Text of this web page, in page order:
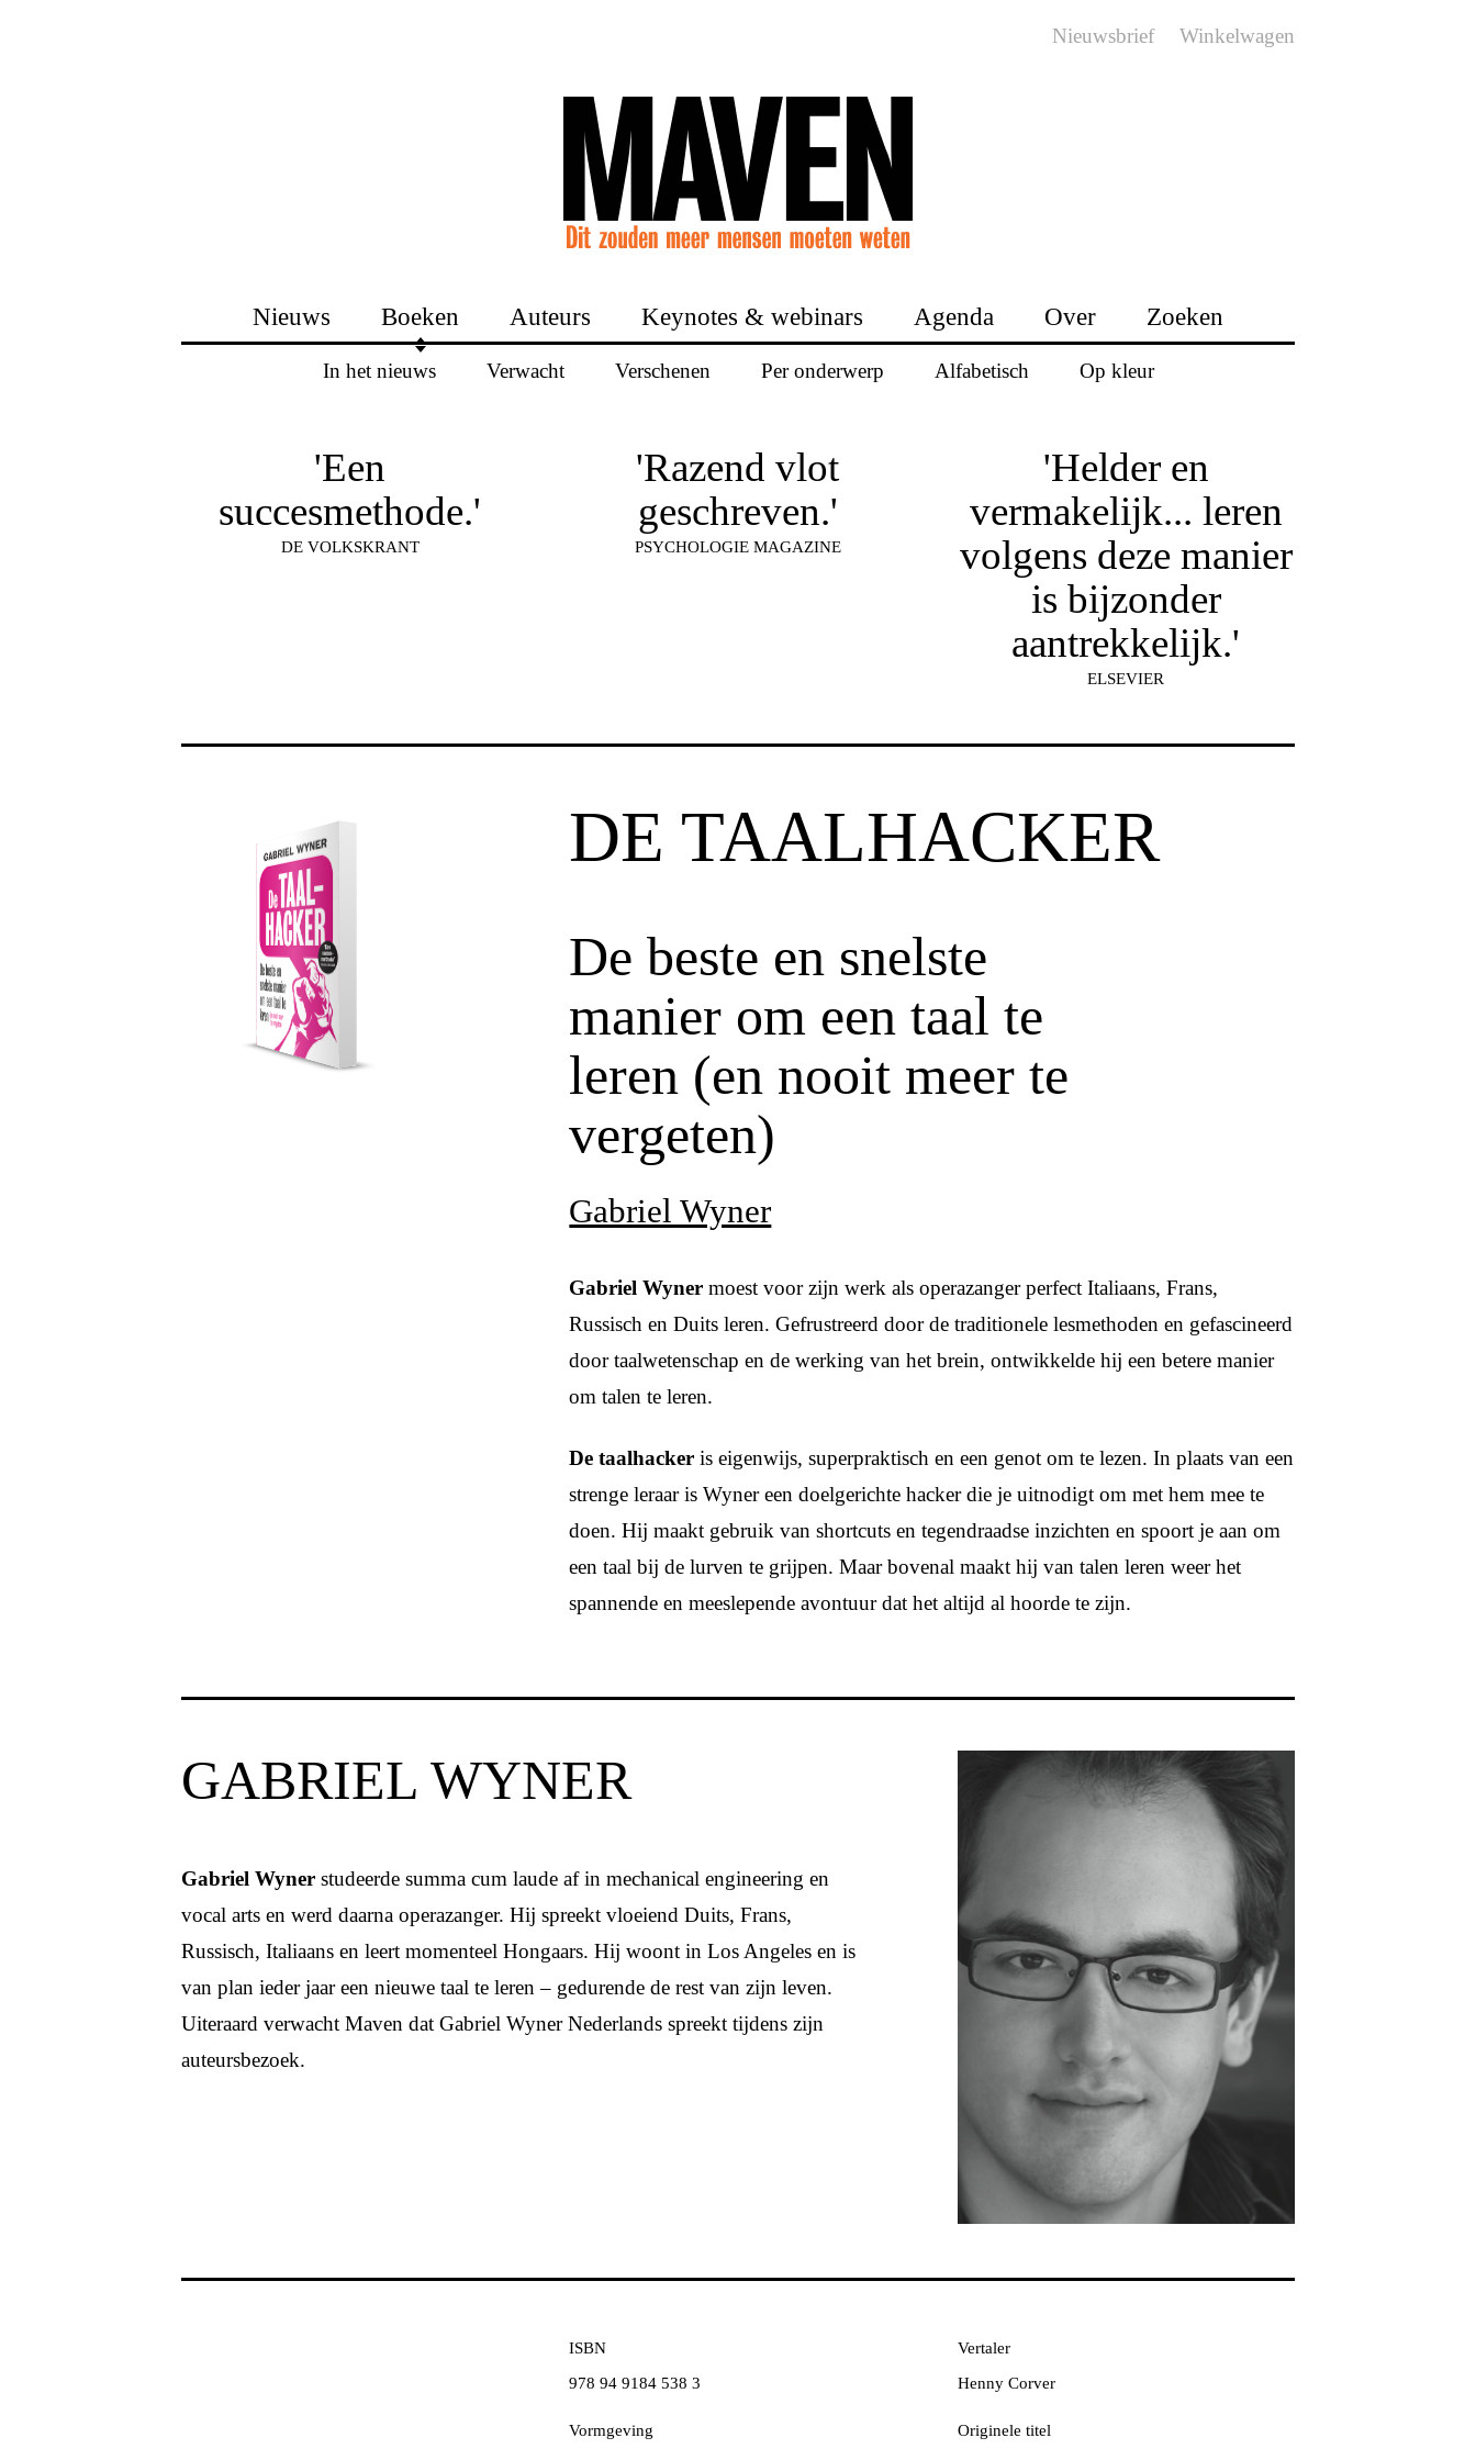
Nieuwsbrief Winkelwagen
Nieuws Boeken
In het nieuws Verwacht Verschenen Per onderwerp Alfabetisch Op kleur
Auteurs Keynotes & webinars Agenda Over Zoeken
'Een
succesmethode.'
DE VOLKSKRANT
'Razend vlot
geschreven.'
PSYCHOLOGIE MAGAZINE
'Helder en
vermakelijk... leren
volgens deze manier
is bijzonder
aantrekkelijk.'
ELSEVIER
DE TAALHACKER
De beste en snelste
manier om een taal te
leren (en nooit meer te
vergeten)
Gabriel Wyner
Gabriel Wyner moest voor zijn werk als operazanger perfect Italiaans, Frans,
Russisch en Duits leren. Gefrustreerd door de traditionele lesmethoden en gefascineerd
door taalwetenschap en de werking van het brein, ontwikkelde hij een betere manier
om talen te leren.
De taalhacker is eigenwijs, superpraktisch en een genot om te lezen. In plaats van een
strenge leraar is Wyner een doelgerichte hacker die je uitnodigt om met hem mee te
doen. Hij maakt gebruik van shortcuts en tegendraadse inzichten en spoort je aan om
een taal bij de lurven te grijpen. Maar bovenal maakt hij van talen leren weer het
spannende en meeslepende avontuur dat het altijd al hoorde te zijn.
GABRIEL WYNER
Gabriel Wyner studeerde summa cum laude af in mechanical engineering en
vocal arts en werd daarna operazanger. Hij spreekt vloeiend Duits, Frans,
Russisch, Italiaans en leert momenteel Hongaars. Hij woont in Los Angeles en is
van plan ieder jaar een nieuwe taal te leren – gedurende de rest van zijn leven.
Uiteraard verwacht Maven dat Gabriel Wyner Nederlands spreekt tijdens zijn
auteursbezoek.
ISBN
978 94 9184 538 3
Vormgeving
Vertaler
Henny Corver
Originele titel